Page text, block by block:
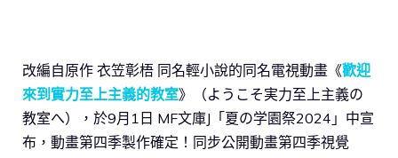
改編自原作 衣笠彰梧 同名輕小說的同名電視動畫《歡迎
來到實力至上主義的教室》（ようこそ実力至上主義の
教室へ），於9月1日 MF文庫J「夏の学園祭2024」中宣
布，動畫第四季製作確定！同步公開動畫第四季視覺